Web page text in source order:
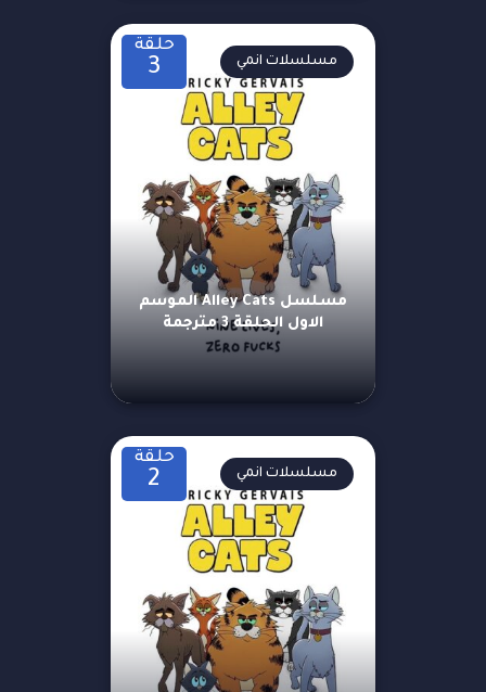
حلقة
3
مسلسل Alley Cats الموسم
الاول الحلقة 3 مترجمة
مسلسلات انمي
حلقة
2 مسلسلات انمي